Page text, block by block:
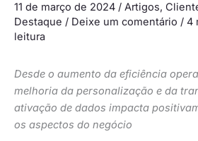
11 de março de 2024 / Artigos,
Destaque / Deixe um comentário / 4
leitura
Desde o aumento da eficiência
melhoria da personalização e da
ativação de dados impacta
os aspectos do negócio